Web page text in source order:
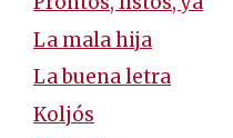
La mala hija
La buena letra
Koljós